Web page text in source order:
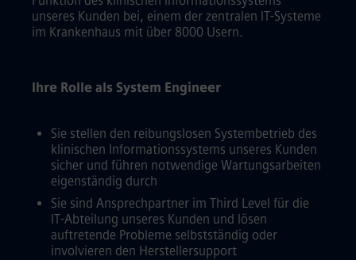
unseres Kunden bei, einem der zentralen IT-Systeme
im Krankenhaus mit über 8000 Usern.
Ihre Rolle als System Engineer
Sie stellen den reibungslosen Systembetrieb des
klinischen Informationssystems unseres Kunden
sicher und führen notwendige Wartungsarbeiten
eigenständig durch
Sie sind Ansprechpartner im Third Level für die
IT-Abteilung unseres Kunden und lösen
auftretende Probleme selbstständig oder
involvieren den Herstellersupport